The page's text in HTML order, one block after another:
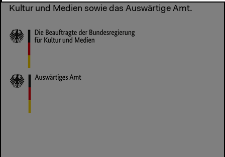
Kultur und Medien sowie das Auswärtige Amt.